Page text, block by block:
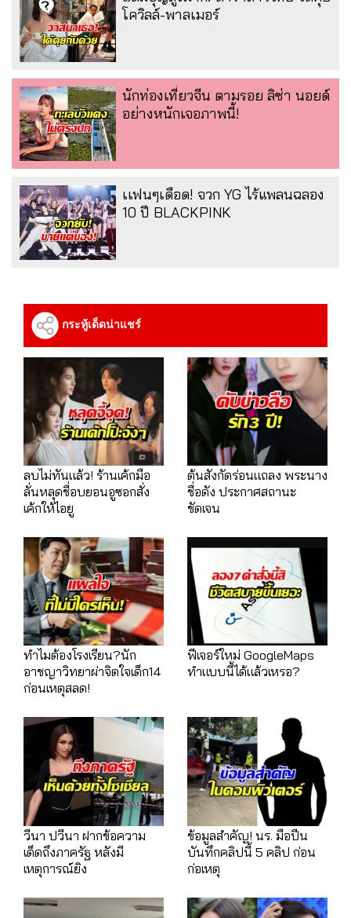
โควิลล์-พาลเมอร์
นักท่องเที่ยวจีน ตามรอย ลิซ่า นอยด์
อย่างหนักเจอภาพนี้!
เเฟนๆเดือด! จวก YG ไร้แพลนฉลอง
10 ปี BLACKPINK
กระทู้เด็ดน่าแชร์
ลบไม่ทันแล้ว! ร้านเค้กมือ
ลั่นหลุดชื่อบยอนอูซอกสั่ง
เค้กให้ไอยู
ต้นสังกัดร่อนแถลง พระนาง
ชื่อดัง ประกาศสถานะ
ชัดเจน
ทำไมต้องโรงเรียน?นัก
อาชญาวิทยาผ่าจิตใจเด็ก14
ก่อนเหตุสลด!
ฟีเจอร์ใหม่ GoogleMaps
ทำแบบนี้ได้แล้วเหรอ?
วีนา ปวีนา ฝากข้อความ
เด็ดถึงภาครัฐ หลังมี
เหตุการณ์ยิง
ข้อมูลสำคัญ! นร. มือปืน
บันทึกคลิปนี้ 5 คลิป ก่อน
ก่อเหตุ